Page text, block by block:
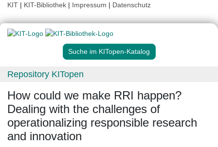
KIT | KIT-Bibliothek | Impressum | Datenschutz
Suche im KITopen-Katalog
Repository KITopen
How could we make RRI happen?
Dealing with the challenges of
operationalizing responsible research
and innovation